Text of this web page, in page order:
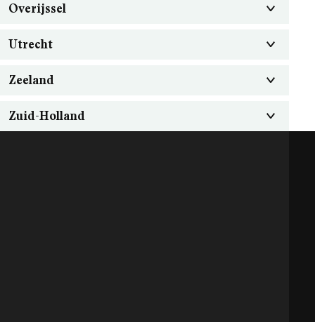
Overijssel
Utrecht
Zeeland
Zuid-Holland